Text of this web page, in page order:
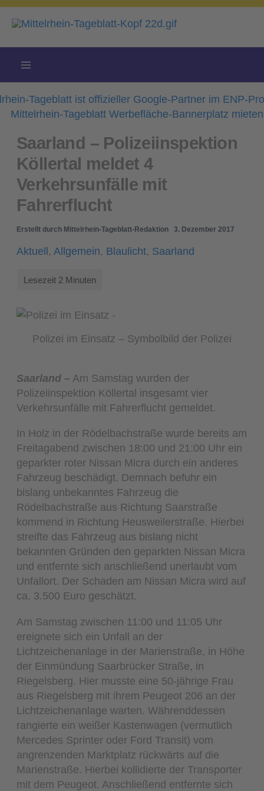
Zum
Inhalt
Saarland – Polizeiinspektion
Köllertal meldet 4
Verkehrsunfälle mit
Fahrerflucht
Erstellt durch Mittelrhein-Tageblatt-Redaktion 3. Dezember 2017
Aktuell,Allgemein, Blaulicht, Saarland
Polizei im Einsatz – Symbolbild der Polizei
Saarland – Am Samstag wurden der
Polizeiinspektion Köllertal insgesamt vier
Verkehrsunfälle mit Fahrerflucht gemeldet.
In Holz in der Rödelbachstraße wurde bereits am
Freitagabend zwischen 18:00 und 21:00 Uhr ein
geparkter roter Nissan Micra durch ein anderes
Fahrzeug beschädigt. Demnach befuhr ein
bislang unbekanntes Fahrzeug die
Rödelbachstraße aus Richtung Saarstraße
kommend in Richtung Heusweilerstraße. Hierbei
streifte das Fahrzeug aus bislang nicht
bekannten Gründen den geparkten Nissan Micra
und entfernte sich anschließend unerlaubt vom
Unfallort. Der Schaden am Nissan Micra wird auf
ca. 3.500 Euro geschätzt.
Am Samstag zwischen 11:00 und 11:05 Uhr
ereignete sich ein Unfall an der
Lichtzeichenanlage in der Marienstraße, in Höhe
der Einmündung Saarbrücker Straße, in
Riegelsberg. Hier musste eine 50-jährige Frau
aus Riegelsberg mit ihrem Peugeot 206 an der
Lichtzeichenanlage warten. Währenddessen
rangierte ein weißer Kastenwagen (vermutlich
Mercedes Sprinter oder Ford Transit) vom
angrenzenden Marktplatz rückwärts auf die
Marienstraße. Hierbei kollidierte der Transporter
mit dem Peugeot. Anschließend entfernte sich